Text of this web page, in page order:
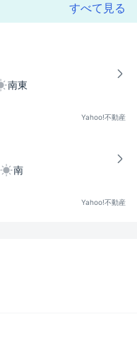
すべて見る
南東
Yahoo!不動産
南
Yahoo!不動産